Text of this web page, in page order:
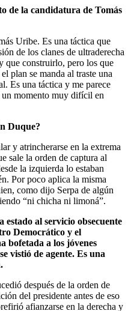
de la candidatura de Tomás
Uribe. Es una táctica que
de los clanes de ultraderecha
que construirlo, pero los que
plan se manda al traste una
Es una táctica y me parece
un momento muy difícil en
Duque?
y atrincherarse en la extrema
sale la orden de captura al
la izquierda lo estaban
Por poco aplica la misma
como dijo Serpa de algún
“ni chicha ni limoná”.
estado al servicio obsecuente
Democrático y el
bofetada a los jóvenes
vistió de agente. Es una
después de la orden de
del presidente antes de eso
afianzarse en la derecha y